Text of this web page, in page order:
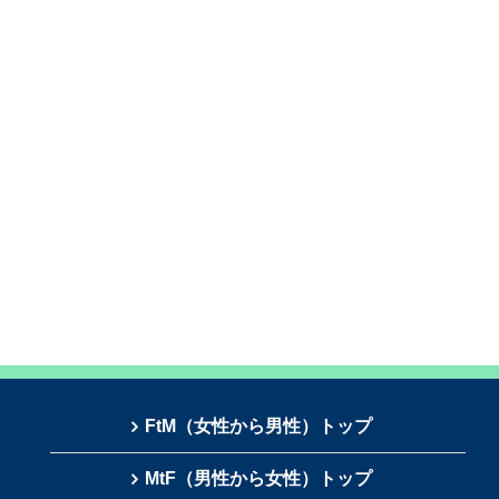
FtM（女性から男性）トップ
MtF（男性から女性）トップ